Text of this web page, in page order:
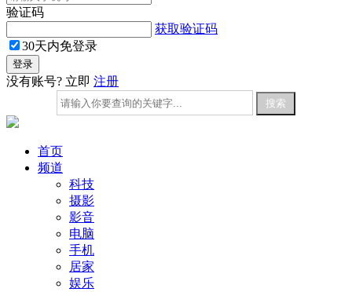
验证码
获取验证码
30天内免登录
没有账号? 立即 注册
首页
频道
科技
摄影
影音
电脑
手机
居家
娱乐